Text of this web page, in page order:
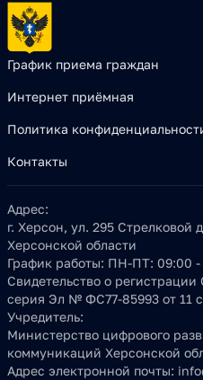
График приема граждан
Интернет приёмная
Политика
Контакты
Адрес:
г. Херсон, ул. 295 Стрелковой
Херсонской области
График работы: ПН-ПТ: 09:00 -
Свидетельство о
серия Эл № ФС77-85993 от 11
Учредитель:
Министерство цифрового
коммуникаций Херсонской
Адрес электронной почты: